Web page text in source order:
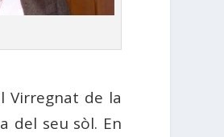
Virregnat de la
del seu sòl. En